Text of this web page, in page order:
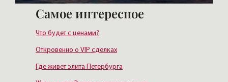
Самое интересное
Что будет с ценами?
Откровенно о VIP сделках
Где живет элита Петербурга